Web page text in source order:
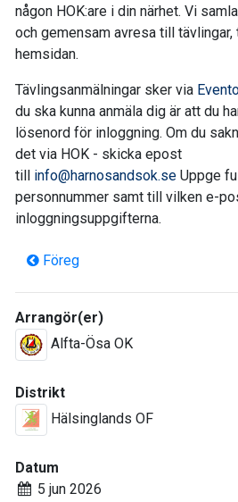
någon HOK:are i din närhet. Vi
och gemensam avresa till
hemsidan.
Tävlingsanmälningar sker via
du ska kunna anmäla dig är att du
lösenord för inloggning. Om du
det via HOK - skicka epost
till info@harnosandsok.se Uppge
personnummer samt till vilken e-
inloggningsuppgifterna.
Föreg
Arrangör(er)
Alfta-Ösa OK
Distrikt
Hälsinglands OF
Datum
5 jun 2026